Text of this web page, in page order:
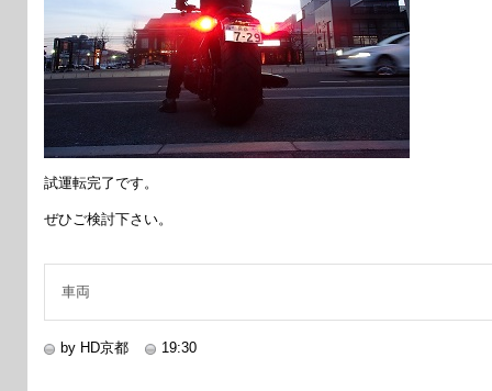
試運転完了です。
ぜひご検討下さい。
車両
by HD京都 19:30